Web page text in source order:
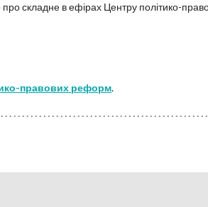
складне в ефірах Центру політико-
правових реформ.